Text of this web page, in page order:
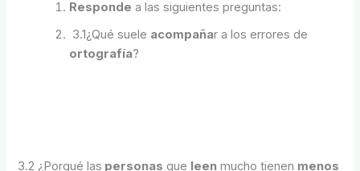
Responde a las siguientes preguntas:
3.1¿Qué suele acompañar a los errores de
ortografía?
3.2 ¿Porqué las personas que leen mucho tienen menos